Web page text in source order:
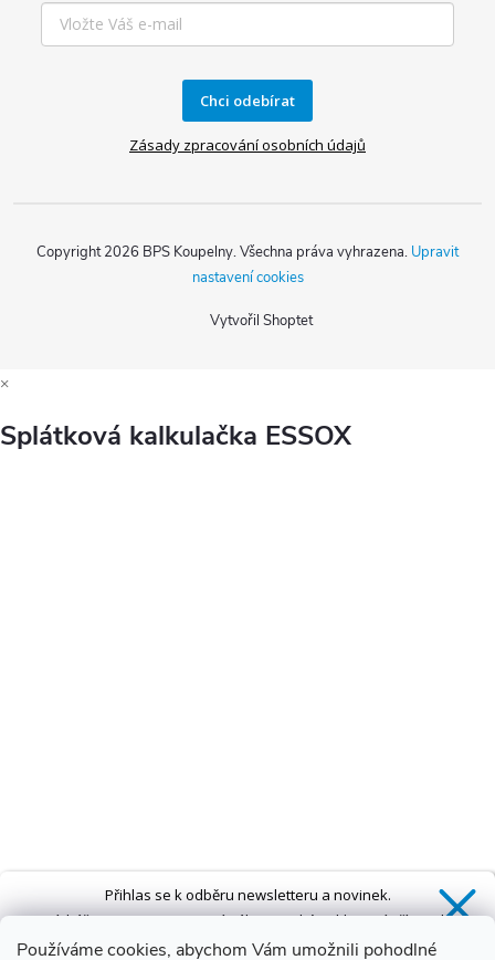
Používáme cookies, abychom Vám umožnili pohodlné
Chci odebírat
Zásady zpracování osobních údajů
Vytvořil Shoptet
Copyright 2026 BPS Koupelny. Všechna práva vyhrazena. Upravit
nastavení cookies
×
Splátková kalkulačka ESSOX
Přihlas se k odběru newsletteru a novinek.
ZískášSLEVU 5 %na první nákup a také exkluzivní přístup k
novinkám, slevám a dalším speciálním nabídkám.*